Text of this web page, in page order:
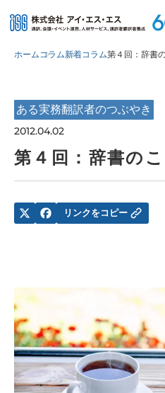
ホームコラム新着コラム第４回：辞書
ある実務翻訳者のつぶやき
2012.04.02
第４回：辞書の
リンクをコピー